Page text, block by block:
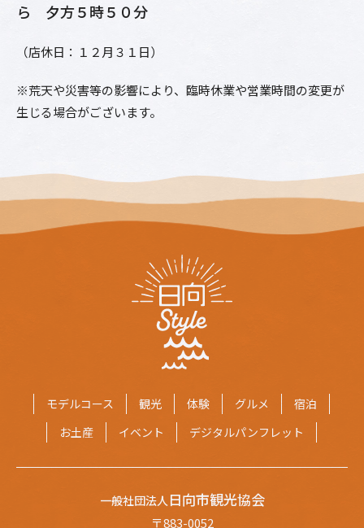
ら 夕方５時５０分
（店休日：１２月３１日）
※荒天や災害等の影響により、臨時休業や営業時間の変更が
生じる場合がございます。
モデルコース 観光 体験 グルメ
宿泊
お土産
イベント デジタルパンフレット
一般社団法人日向市観光協会
〒883-0052